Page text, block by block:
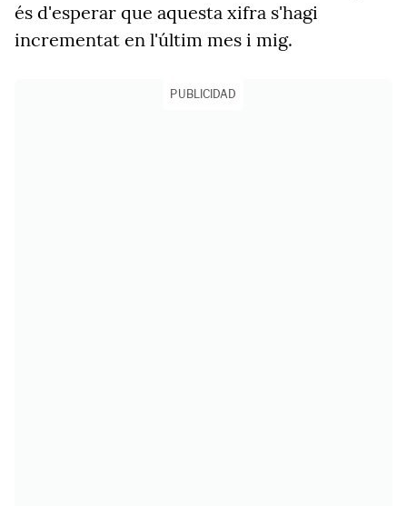
és d'esperar que aquesta xifra s'hagi
incrementat en l'últim mes i mig.
PUBLICIDAD